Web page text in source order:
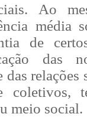
Ao
média
de
das
relações
coletivos,
meio social.